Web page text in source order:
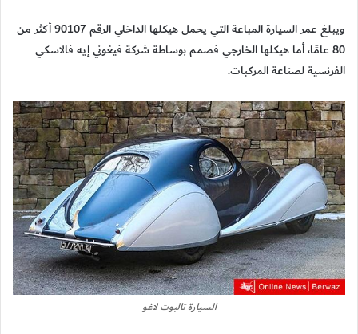
ويبلغ عمر السيارة المباعة التي يحمل هيكلها الداخلي الرقم 90107 أكثر من
80 عامًا، أما هيكلها الخارجي فصمم بوساطة شركة فيغوني إيه فالاسكي
الفرنسية لصناعة المركبات.
السيارة تالبوت لاغو